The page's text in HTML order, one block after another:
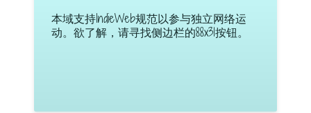
本域支持IndieWeb规范以参与独立网络运
动。欲了解，请寻找侧边栏的88x31按钮。